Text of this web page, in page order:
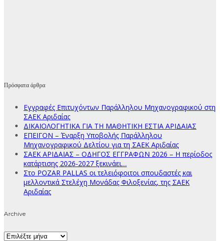
Πρόσφατα άρθρα
Εγγραφές Επιτυχόντων Παράλληλου Μηχανογραφικού στη
ΣΑΕΚ Αριδαίας
ΔΙΚΑΙΟΛΟΓΗΤΙΚΑ ΓΙΑ ΤΗ ΜΑΘΗΤΙΚΗ ΕΣΤΙΑ ΑΡΙΔΑΙΑΣ
ΕΠΕΙΓΟΝ – Έναρξη Υποβολής Παράλληλου
Μηχανογραφικού Δελτίου για τη ΣΑΕΚ Αριδαίας
ΣΑΕΚ ΑΡΙΔΑΙΑΣ – ΟΔΗΓΟΣ ΕΓΓΡΑΦΩΝ 2026 – Η περίοδος
κατάρτισης 2026-2027 ξεκινάει…
Στο POZAR PALLAS οι τελειόφοιτοι σπουδαστές και
μελλοντικά Στελέχη Μονάδας Φιλοξενίας, της ΣΑΕΚ
Αριδαίας
Archive
Archive